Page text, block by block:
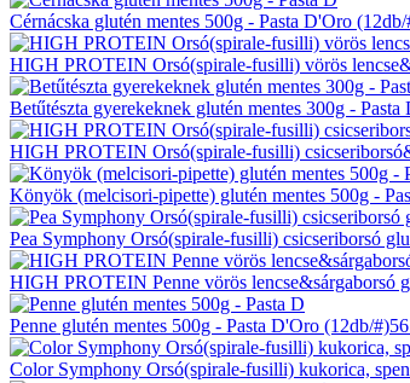
Cérnácska glutén mentes 500g - Pasta D'Oro
HIGH PROTEIN Orsó(spirale-fusilli) vörös
Betűtészta gyerekeknek glutén mentes 300g -
HIGH PROTEIN Orsó(spirale-fusilli)
Könyök (melcisori-pipette) glutén mentes 500g -
Pea Symphony Orsó(spirale-fusilli) csicseriborsó
HIGH PROTEIN Penne vörös lencse&sárgaborsó
Penne glutén mentes 500g - Pasta D'Oro (12db/#)
Color Symphony Orsó(spirale-fusilli) kukorica,